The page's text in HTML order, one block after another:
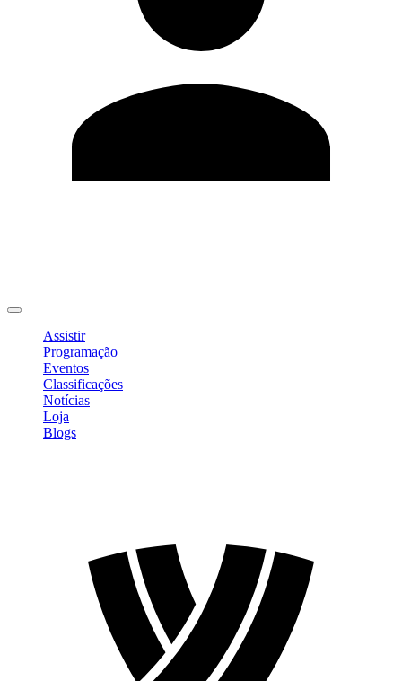
Assistir
Programação
Eventos
Classificações
Notícias
Loja
Blogs